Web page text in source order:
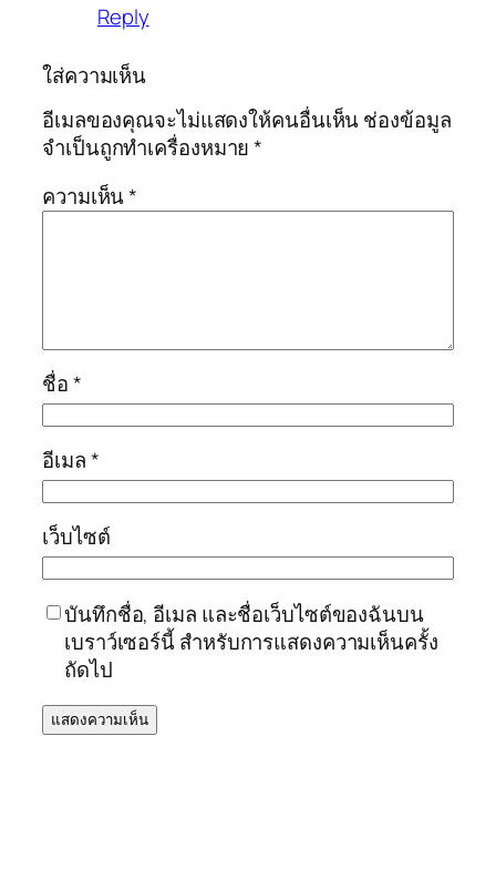
Reply
ใส่ความเห็น
อีเมลของคุณจะไม่แสดงให้คนอื่นเห็นช่องข้อมูล
จำเป็นถูกทำเครื่องหมาย*
ความเห็น*
ชื่อ*
อีเมล*
เว็บไซต์
บันทึกชื่อ, อีเมล และชื่อเว็บไซต์ของฉันบน
เบราว์เซอร์นี้ สำหรับการแสดงความเห็นครั้ง
ถัดไป